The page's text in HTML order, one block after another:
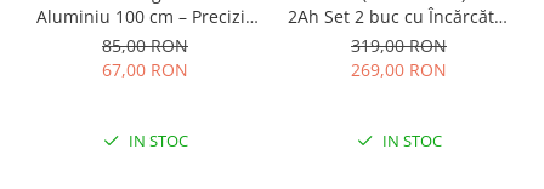
Aluminiu 100 cm – Precizie
și Durabilitate pentru
Profesioniști
85,00 RON
67,00 RON
IN STOC
2Ah Set 2 buc cu Încărcător
– Autonomie și Eficiență
319,00 RON
269,00 RON
IN STOC